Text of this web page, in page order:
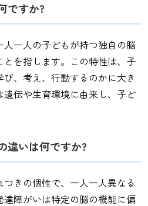
ですか?
一人の子どもが持つ独自の脳
を指します。この特性は、子
、考え、行動するのかに大き
伝や生育環境に由来し、子ど
違いは何ですか?
きの個性で、一人一人異なる
障がいは特定の脳の機能に偏